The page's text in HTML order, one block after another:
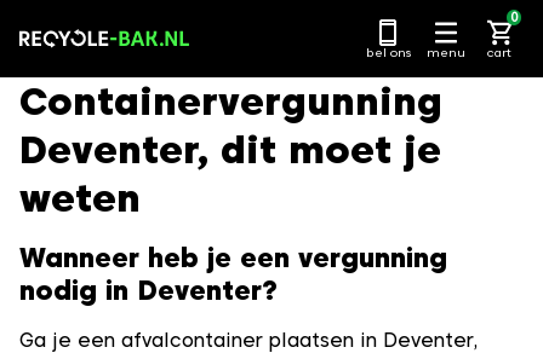
naar
bel ons menu cart
0
Containervergunning
Deventer, dit moet je
weten
Wanneer heb je een vergunning
nodig in Deventer?
Ga je een afvalcontainer plaatsen in Deventer,